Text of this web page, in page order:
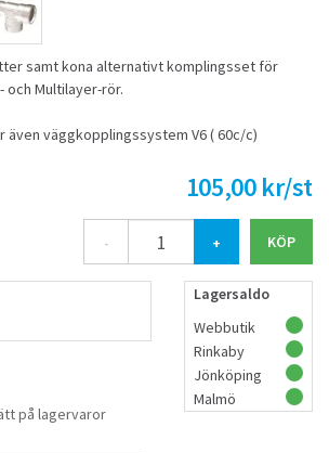
samt kona alternativt komplingsset för
och Multilayer-rör.
även väggkopplingssystem V6 ( 60c/c)
105,00 kr/st
- +
på lagervaror
Lagersaldo
Webbutik
Rinkaby
Jönköping
Malmö